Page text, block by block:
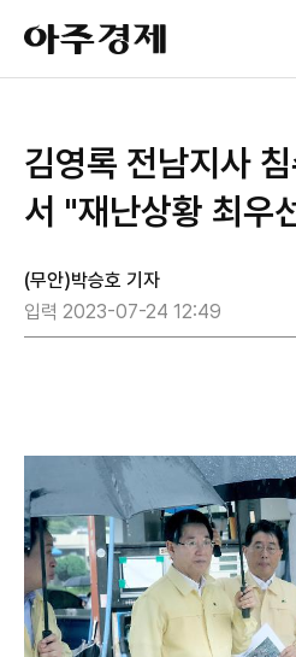
아
주
경
김영록 전남지사
서 "재난상황 최우
(무안)박승호 기자
입력 2023-07-24 12:49